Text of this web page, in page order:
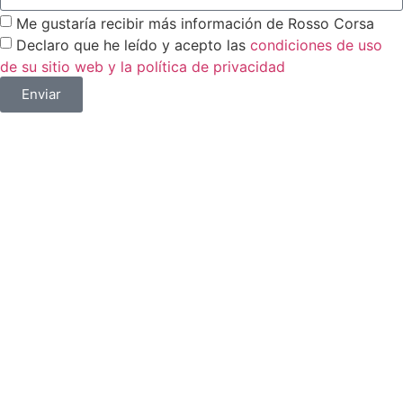
Me gustaría recibir más información de Rosso Corsa
Declaro que he leído y acepto las condiciones de uso
de su sitio web y la política de privacidad
Enviar